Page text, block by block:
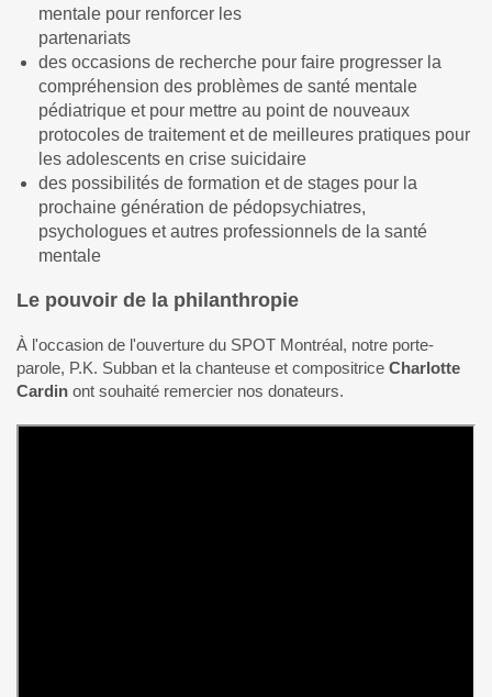
mentale pour renforcer les
partenariats
des occasions de recherche pour faire progresser la
compréhension des problèmes de santé mentale
pédiatrique et pour mettre au point de nouveaux
protocoles de traitement et de meilleures pratiques pour
les adolescents en crise suicidaire
des possibilités de formation et de stages pour la
prochaine génération de pédopsychiatres,
psychologues et autres professionnels de la santé
mentale
Le pouvoir de la philanthropie
À l'occasion de l'ouverture du SPOT Montréal, notre porte-
parole, P.K. Subban et la chanteuse et compositrice Charlotte
Cardin ont souhaité remercier nos donateurs.